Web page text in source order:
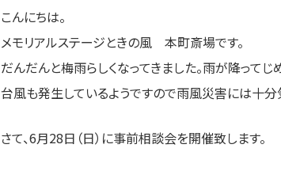
こんにちは。
メモリアルステージときの風 本町斎場です。
だんだんと梅雨らしくなってきました。雨が降って
台風も発生しているようですので雨風災害には十分
さて、6月28日（日）に事前相談会を開催致します。